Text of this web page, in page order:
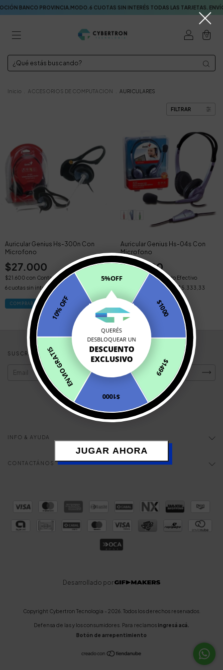
BANCO PROVINCIA.MODO.6 CUOTAS SIN INTERÉS TODAS LAS TARJETAS.
0
Inicio ACCESORIOS DE COMPUTACION AURICULARES
FILTRAR
Auricular Genius Hs-300n Con
Microfono
$27.000
$21.600 con Contado Efectivo
6cuotas sin interés de $4.500
Auricular Genius Hs-04s Con
Microfono
$32.000
$25.600 conContado Efectivo
cuotas sin interés de$5.333,33
SUSCRIBITE A NUESTRO NEWSLETTER
INFO & AYUDA
CONTACTÁNOS
Desarrollado por
Copyright Cybertron Tecnologia - 2026. Todos los derechos reservados.
Defensa de las y los consumidores. Para reclamos ingresá acá.
Botón de arrepentimiento
QUERÉS
DESBLOQUEAR UN
DESCUENTO
EXCLUSIVO
5%OFF
$1000
$1499
$1000
ENVIO GRATIS
10% OFF
JUGAR AHORA